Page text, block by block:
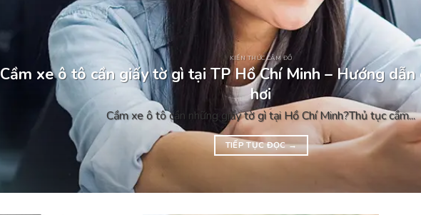
KIẾN THỨC CẦM ĐỒ
Cầm xe ô tô cần giấy tờ gì tại TP Hồ Chí Minh – Hướng
hơi
Cầm xe ô tô cần những giấy tờ gì tại Hồ Chí Minh?Thủ tục cầm...
TIẾP TỤC ĐỌC→